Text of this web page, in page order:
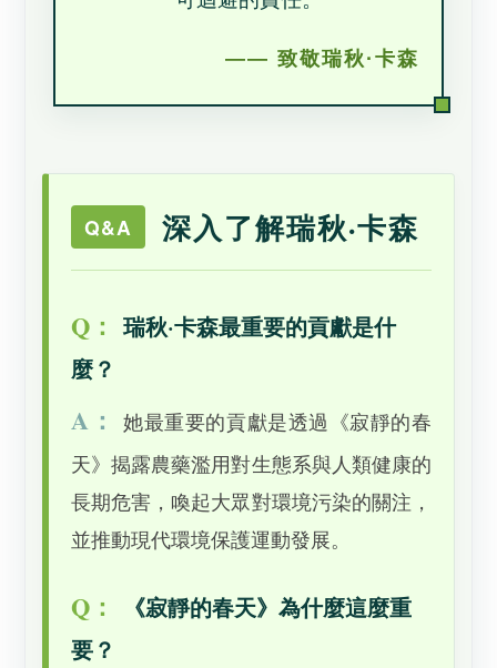
—— 致敬瑞秋·卡森
深入了解瑞秋·卡森
Q：
瑞秋·卡森最重要的貢獻是什
麼？
A：
她最重要的貢獻是透過《寂靜的春
天》揭露農藥濫用對生態系與人類健康的
長期危害，喚起大眾對環境污染的關注，
並推動現代環境保護運動發展。
Q：
《寂靜的春天》為什麼這麼重
要？